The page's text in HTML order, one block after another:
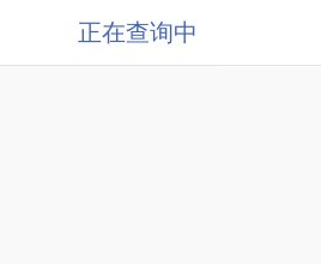
正在查询中